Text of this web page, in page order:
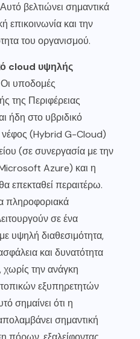
βελτιώνει σημαντικά
επικοινωνία και την
του οργανισμού.
cloud υψηλής
υποδομές
της Περιφέρειας
ήδη στο υβριδικό
νέφος (Hybrid G-Cloud)
(σε συνεργασία με την
Azure) και η
επεκταθεί περαιτέρω.
πληροφοριακά
σε ένα
υψηλή διαθεσιμότητα,
και δυνατότητα
την ανάγκη
εξυπηρετητών
σημαίνει ότι η
σημαντική